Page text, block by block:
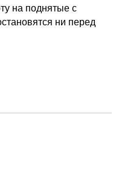
на поднятые с
ни перед